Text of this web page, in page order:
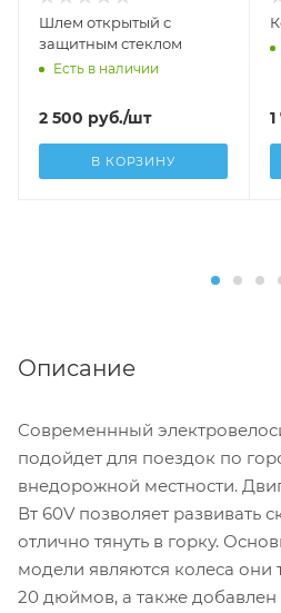
Шлем открытый с
защитным стеклом
Есть в наличии
2 500 руб./шт
В КОРЗИНУ
Описание
Cовременнный
подойдет для поездок по
внедорожной местности.
Вт 60V позволяет развивать
отлично тянуть в горку.
модели являются колеса они
20 дюймов, а также